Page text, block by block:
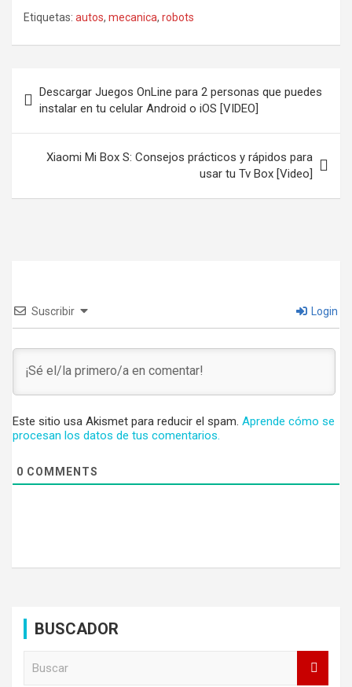
Etiquetas: autos, mecanica, robots
de
entradas
Descargar Juegos OnLine para 2 personas que puedes
instalar en tu celular Android o iOS [VIDEO]
Xiaomi Mi Box S: Consejos prácticos y rápidos para
usar tu Tv Box [Video]
Suscribir Login
Este sitio usa Akismet para reducir el spam. Aprende cómo se
procesan los datos de tus comentarios.
0 COMMENTS
BUSCADOR